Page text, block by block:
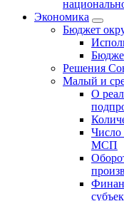
Экономика
Бюджет
Решения
Малый и
О
Число
МСП